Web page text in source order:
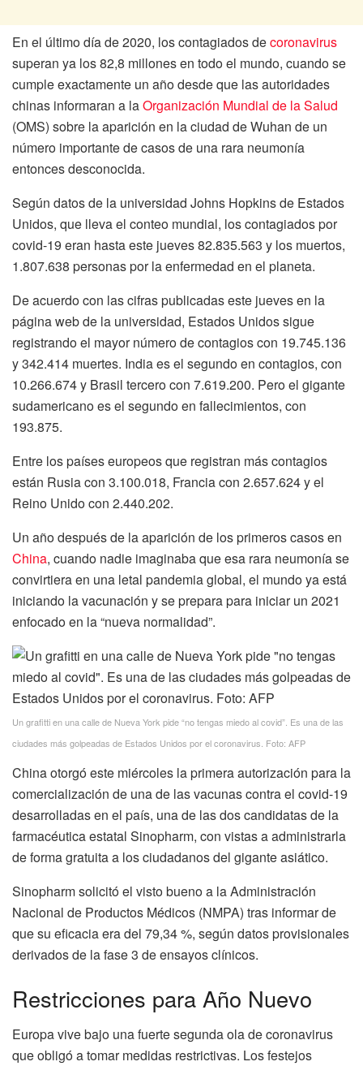
En el último día de 2020, los contagiados decoronavirus
superan ya los 82,8 millones en todo el mundo, cuando se
cumple exactamente un año desde que las autoridades
chinas informaran a laOrganización Mundial de la Salud
(OMS) sobre la aparición en la ciudad de Wuhan de un
número importante de casos de una rara neumonía
entonces desconocida.
Según datos de la universidad Johns Hopkins de Estados
Unidos, que lleva el conteo mundial, los contagiados por
covid-19 eran hasta este jueves 82.835.563 y los muertos,
1.807.638 personas por la enfermedad en el planeta.
De acuerdo con las cifras publicadas este jueves en la
página web de la universidad, Estados Unidos sigue
registrando el mayor número de contagios con 19.745.136
y 342.414 muertes. India es el segundo en contagios, con
10.266.674 y Brasil tercero con 7.619.200. Pero el gigante
sudamericano es el segundo en fallecimientos, con
193.875.
Entre los países europeos que registran más contagios
están Rusia con 3.100.018, Francia con 2.657.624 y el
Reino Unido con 2.440.202.
Un año después de la aparición de los primeros casos en
China, cuando nadie imaginaba que esa rara neumonía se
convirtiera en una letal pandemia global, el mundo ya está
iniciando la vacunación y se prepara para iniciar un 2021
enfocado en la “nueva normalidad”.
Un grafitti en una calle de Nueva York pide “no tengas miedo al covid”. Es una de las
ciudades más golpeadas de Estados Unidos por el coronavirus. Foto: AFP
China otorgó este miércoles la primera autorización para la
comercialización de una de las vacunas contra el covid-19
desarrolladas en el país, una de las dos candidatas de la
farmacéutica estatal Sinopharm, con vistas a administrarla
de forma gratuita a los ciudadanos del gigante asiático.
Sinopharm solicitó el visto bueno a la Administración
Nacional de Productos Médicos (NMPA) tras informar de
que su eficacia era del 79,34 %, según datos provisionales
derivados de la fase 3 de ensayos clínicos.
Restricciones para Año Nuevo
Europa vive bajo una fuerte segunda ola de coronavirus
que obligó a tomar medidas restrictivas. Los festejos